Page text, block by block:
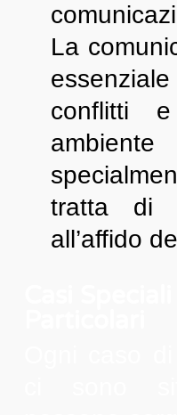
La
conflitti
tratta di
all’affido